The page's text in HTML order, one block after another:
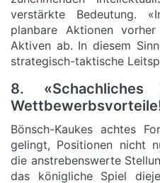
verstärkte Bedeutung.
planbare Aktionen
Aktiven ab. In diesem
strategisch-taktische
8. «Schachliches
Bönsch-Kaukes achtes
gelingt, Positionen nicht
die anstrebenswerte
das königliche Spiel